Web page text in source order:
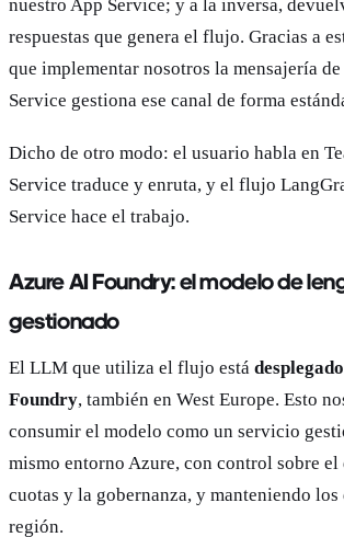
nuestro App Service; y a la inversa,
respuestas que genera el flujo. Gracias a
que implementar nosotros la mensajería
Service gestiona ese canal de forma
Dicho de otro modo: el usuario habla en
Service traduce y enruta, y el flujo
Service hace el trabajo.
Azure AI Foundry: el modelo de
gestionado
El LLM que utiliza el flujo está
Foundry, también en West Europe. Esto
consumir el modelo como un servicio
mismo entorno Azure, con control sobre el
cuotas y la gobernanza, y manteniendo
región.